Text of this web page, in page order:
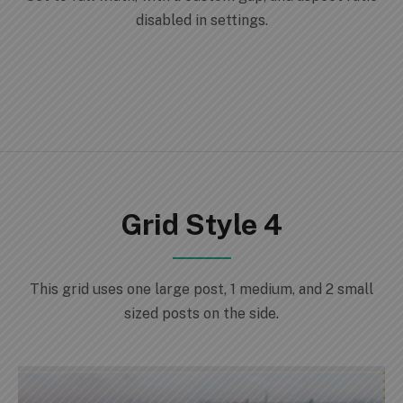
disabled in settings.
Grid Style 4
This grid uses one large post, 1 medium, and 2 small
sized posts on the side.